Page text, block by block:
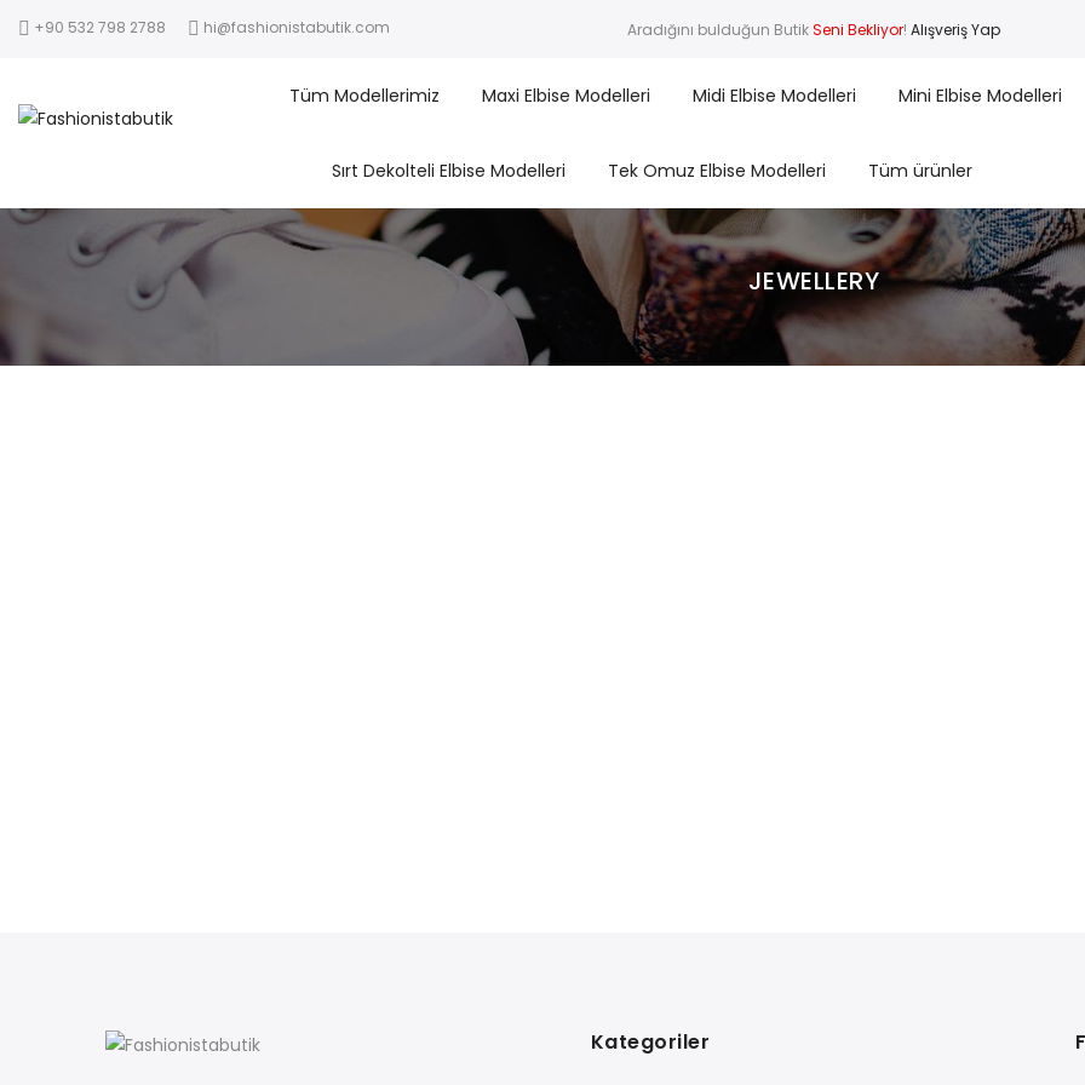
+90 532 798 2788 hi@fashionistabutik.com Aradığını bulduğun ButikSeni Bekliyor! Alışveriş Yap
Tüm Modellerimiz Maxi Elbise Modelleri Midi Elbise Modelleri Mini Elbise Modelleri
Sırt Dekolteli Elbise Modelleri Tek Omuz Elbise Modelleri Tüm ürünler
JEWELLERY
Kategoriler